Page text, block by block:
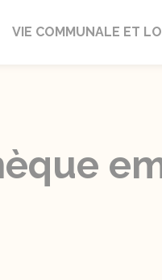
Lautrait
VIE COMMUNALE ET